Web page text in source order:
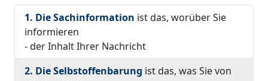
1. Die Sachinformation ist das, worüber Sie
informieren
- der Inhalt Ihrer Nachricht
2. Die Selbstoffenbarung ist das, was Sie von